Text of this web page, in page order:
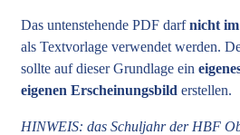
Das untenstehende PDF darfnicht
als Textvorlage verwendet werden.
sollte auf dieser Grundlage ein
eigenen Erscheinungsbild erstellen.
HINWEIS: das Schuljahr der HBF